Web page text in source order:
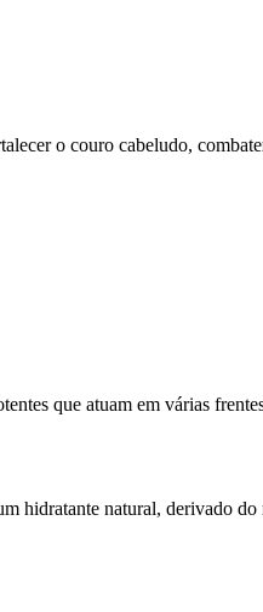
o couro cabeludo,
que atuam em várias
natural, derivado